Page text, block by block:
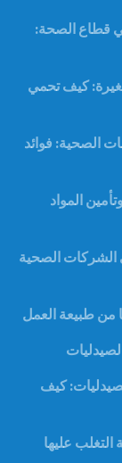
قطاع الصحة:
كيف تحمي
الصحية: فوائد
المواد
الشركات الصحية
من طبيعة العمل
كيف
عليها